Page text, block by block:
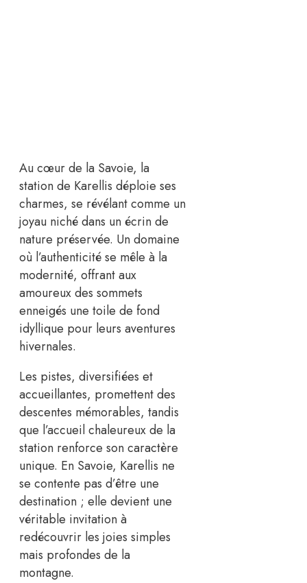
Au cœur de la Savoie, la
station de Karellis déploie ses
charmes, se révélant comme un
joyau niché dans un écrin de
nature préservée. Un domaine
où l’authenticité se mêle à la
modernité, offrant aux
amoureux des sommets
enneigés une toile de fond
idyllique pour leurs aventures
hivernales.
Les pistes, diversifiées et
accueillantes, promettent des
descentes mémorables, tandis
que l’accueil chaleureux de la
station renforce son caractère
unique. En Savoie, Karellis ne
se contente pas d’être une
destination ; elle devient une
véritable invitation à
redécouvrir les joies simples
mais profondes de la
montagne.